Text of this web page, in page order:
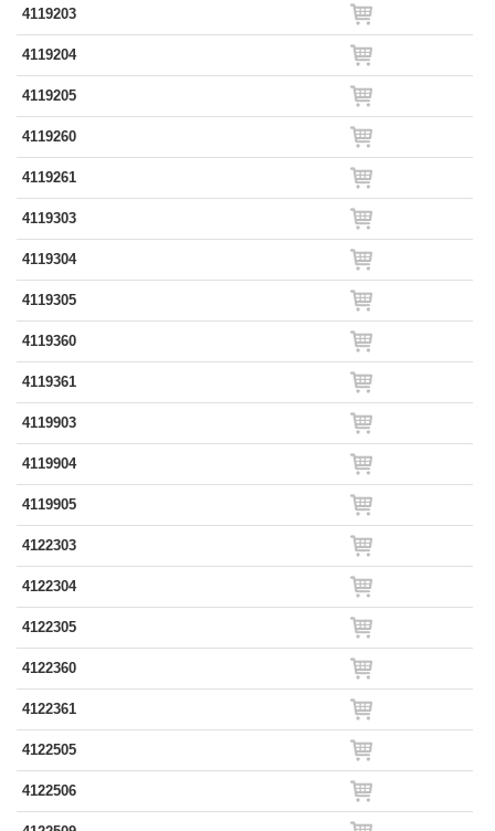
4119203
4119204
4119205
4119260
4119261
4119303
4119304
4119305
4119360
4119361
4119903
4119904
4119905
4122303
4122304
4122305
4122360
4122361
4122505
4122506